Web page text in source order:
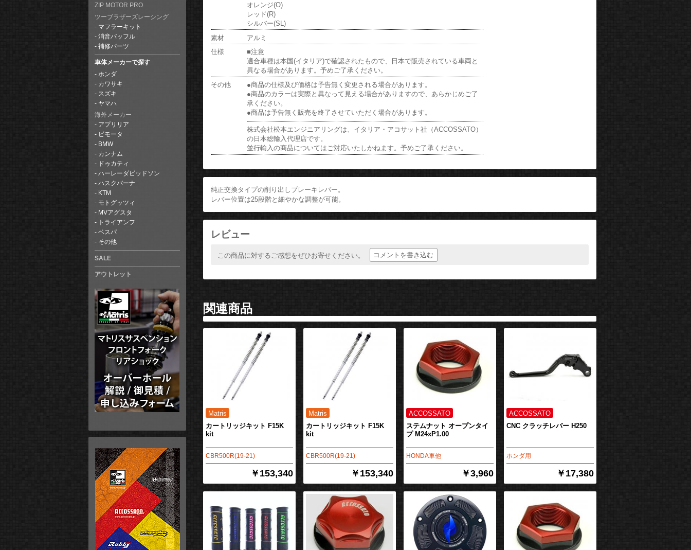
ZIP MOTOR PRO
ツーブラザーズレーシング
マフラーキット
消音バッフル
補修パーツ
車体メーカーで探す
ホンダ
カワサキ
スズキ
ヤマハ
海外メーカー
アプリリア
ビモータ
BMW
カンナム
ドゥカティ
ハーレーダビッドソン
ハスクバーナ
KTM
モトグッツィ
MVアグスタ
トライアンフ
ベスパ
その他
SALE
アウトレット
オレンジ(O)
レッド(R)
シルバー(SL)
素材
アルミ
仕様
■注意
適合車種は本国(イタリア)で確認されたもので、日本で販売されている車両と
異なる場合があります。予めご了承ください。
その他
●商品の仕様及び価格は予告無く変更される場合があります。
●商品のカラーは実際と異なって見える場合がありますので、あらかじめご了
承ください。
●商品は予告無く販売を終了させていただく場合があります。
株式会社松本エンジニアリングは、イタリア・アコサット社（ACCOSSATO）
の日本総輸入代理店です。
並行輸入の商品についてはご対応いたしかねます。予めご了承ください。
純正交換タイプの削り出しブレーキレバー。
レバー位置は25段階と細やかな調整が可能。
レビュー
この商品に対するご感想をぜひお寄せください。 コメントを書き込む
関連商品
カートリッジキット F15K
kit
CBR500R(19-21)
￥153,340
カートリッジキット F15K
kit
CBR500R(19-21)
￥153,340
ステムナット オープンタイ
プ M24xP1.00
HONDA車他
￥3,960
CNC クラッチレバー H250
ホンダ用
￥17,380